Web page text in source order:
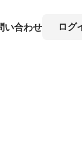
い合わせ ログ